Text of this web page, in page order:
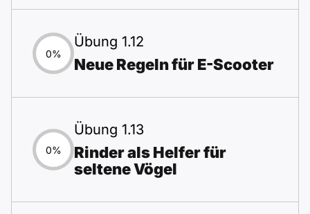
0%
Übung 1.12
Neue Regeln für E-Scooter
0%
Übung 1.13
Rinder als Helfer für
seltene Vögel